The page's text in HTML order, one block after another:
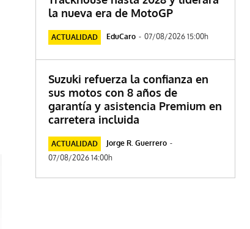
la nueva era de MotoGP
ACTUALIDAD EduCaro - 07/08/2026 15:00h
Suzuki refuerza la confianza en
sus motos con 8 años de
garantía y asistencia Premium en
carretera incluida
ACTUALIDAD Jorge R. Guerrero -
07/08/2026 14:00h